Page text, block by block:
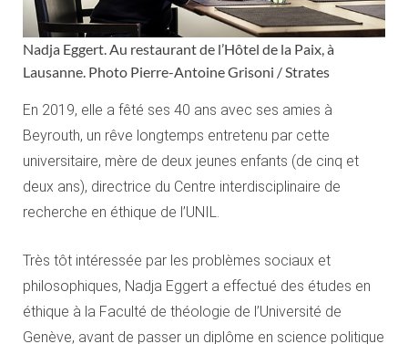
Nadja Eggert. Au restaurant de l’Hôtel de la Paix, à
Lausanne. Photo Pierre-Antoine Grisoni / Strates
En 2019, elle a fêté ses 40 ans avec ses amies à
Beyrouth, un rêve longtemps entretenu par cette
universitaire, mère de deux jeunes enfants (de cinq et
deux ans), directrice du Centre interdisciplinaire de
recherche en éthique de l’UNIL.
Très tôt intéressée par les problèmes sociaux et
philosophiques, Nadja Eggert a effectué des études en
éthique à la Faculté de théologie de l’Université de
Genève, avant de passer un diplôme en science politique